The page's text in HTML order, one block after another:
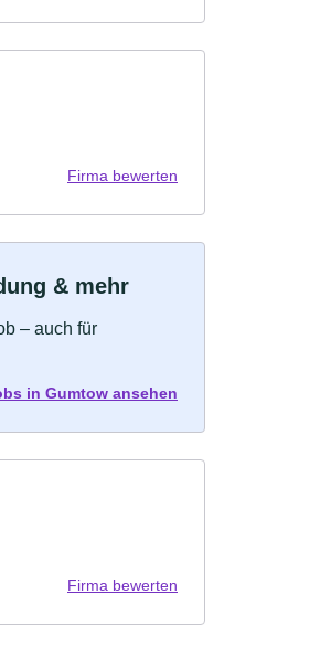
Firma bewerten
& mehr
– auch für
in Gumtow ansehen
Firma bewerten